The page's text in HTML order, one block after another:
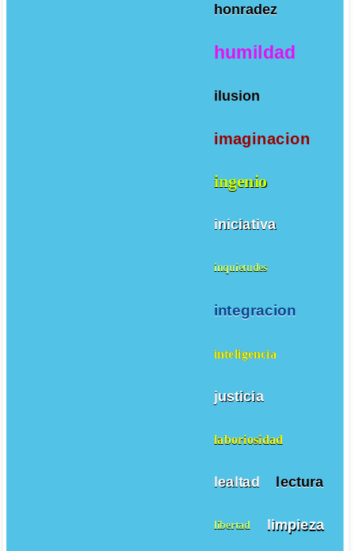
honradez
humildad
ilusion
imaginacion
ingenio
iniciativa
inquietudes
integracion
inteligencia
justicia
laboriosidad
lealtad lectura
libertad limpieza